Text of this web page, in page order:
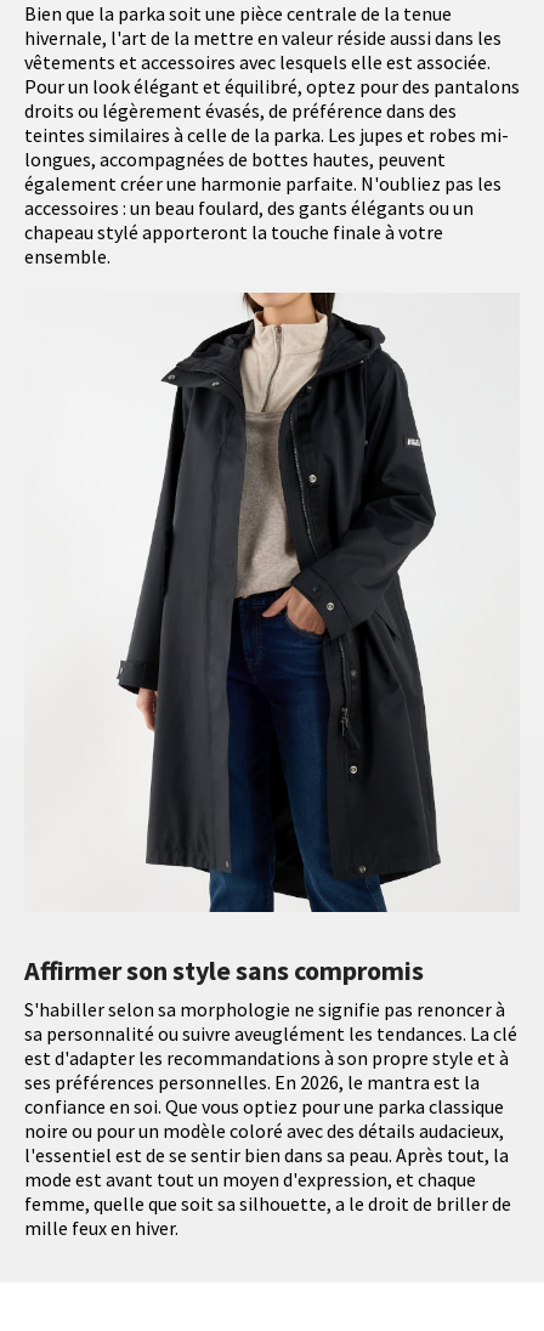
Bien que la parka soit une pièce centrale de la tenue
hivernale, l'art de la mettre en valeur réside aussi dans les
vêtements et accessoires avec lesquels elle est associée.
Pour un look élégant et équilibré, optez pour des pantalons
droits ou légèrement évasés, de préférence dans des
teintes similaires à celle de la parka. Les jupes et robes mi-
longues, accompagnées de bottes hautes, peuvent
également créer une harmonie parfaite. N'oubliez pas les
accessoires : un beau foulard, des gants élégants ou un
chapeau stylé apporteront la touche finale à votre
ensemble.
Affirmer son style sans compromis
S'habiller selon sa morphologie ne signifie pas renoncer à
sa personnalité ou suivre aveuglément les tendances. La clé
est d'adapter les recommandations à son propre style et à
ses préférences personnelles. En 2026, le mantra est la
confiance en soi. Que vous optiez pour une parka classique
noire ou pour un modèle coloré avec des détails audacieux,
l'essentiel est de se sentir bien dans sa peau. Après tout, la
mode est avant tout un moyen d'expression, et chaque
femme, quelle que soit sa silhouette, a le droit de briller de
mille feux en hiver.